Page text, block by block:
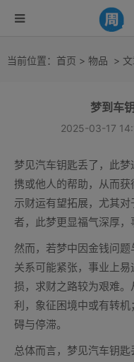
当前位置： 首页 > 物品 >
梦到车
2025-03-17
梦见汽车钥匙丢了，此
携或他人的帮助，从而
示财运有望拓展，尤其
者，此梦更显福气深厚，
然而，若梦中因金钱问
关系可能紧张，事业上
损，求财之路较为艰难
利，象征困境中或有转
碍与停滞。
总体而言，梦见汽车钥